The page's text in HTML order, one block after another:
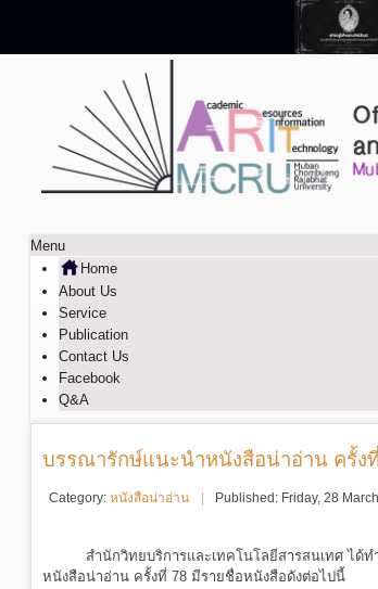
Menu
Home
About Us
Service
Publication
Contact Us
Facebook
Q&A
บรรณารักษ์แนะนำหนังสือน่าอ่าน ครั้ง
Category: หนังสือน่าอ่าน Published: Friday, 28
สำนักวิทยบริการและเทคโนโลยีสารสนเทศ ได้
หนังสือน่าอ่าน ครั้งที่ 78 มีรายชื่อหนังสือดังต่อไปนี้